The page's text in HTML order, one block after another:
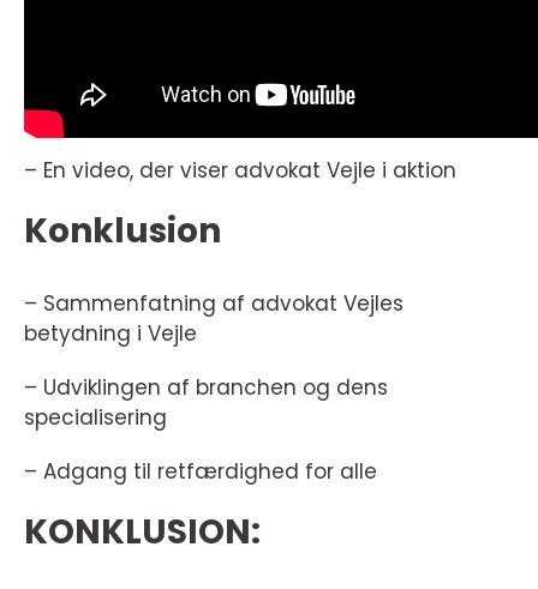
– En video, der viser advokat Vejle i aktion
Konklusion
– Sammenfatning af advokat Vejles
betydning i Vejle
– Udviklingen af branchen og dens
specialisering
– Adgang til retfærdighed for alle
KONKLUSION: